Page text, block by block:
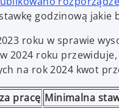
godzinową jakie
roku w sprawie
2024 roku
na rok 2024 kwot
pracę Minimalna